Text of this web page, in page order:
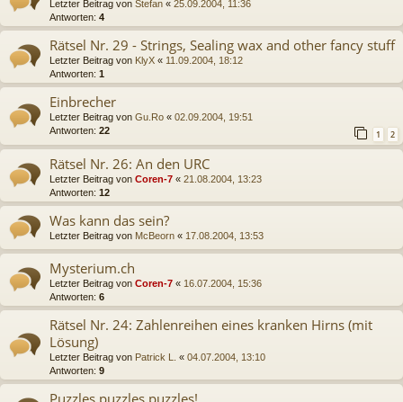
Letzter Beitrag von Stefan « 25.09.2004, 11:36
Antworten: 4
Rätsel Nr. 29 - Strings, Sealing wax and other fancy stuff
Letzter Beitrag von KlyX « 11.09.2004, 18:12
Antworten: 1
Einbrecher
Letzter Beitrag von Gu.Ro « 02.09.2004, 19:51
Antworten: 22 1 2
Rätsel Nr. 26: An den URC
Letzter Beitrag von Coren-7 « 21.08.2004, 13:23
Antworten: 12
Was kann das sein?
Letzter Beitrag von McBeorn « 17.08.2004, 13:53
Mysterium.ch
Letzter Beitrag von Coren-7 « 16.07.2004, 15:36
Antworten: 6
Rätsel Nr. 24: Zahlenreihen eines kranken Hirns (mit
Lösung)
Letzter Beitrag von Patrick L. « 04.07.2004, 13:10
Antworten: 9